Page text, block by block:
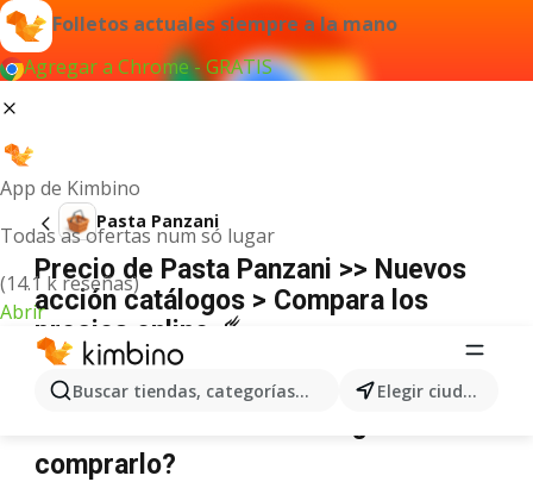
Folletos actuales siempre a la mano
Agregar a Chrome - GRATIS
App de Kimbino
Todas as ofertas num só lugar
(14.1 k reseñas)
Abrir
Buscar tiendas, categorías, productos... Elegir ciudad
Pasta Panzani
Precio de Pasta Panzani >> Nuevos
acción catálogos > Compara los
precios online ☄️
No hemos encontrado resultados para este
término.
comprarlo?